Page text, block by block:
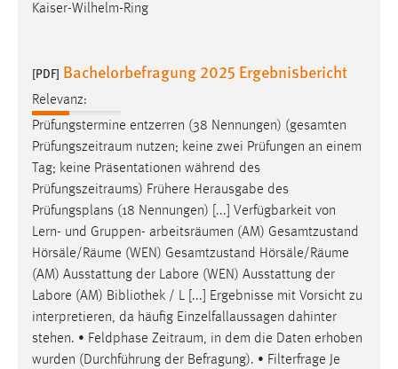
Kaiser-Wilhelm-Ring
[PDF] Bachelorbefragung 2025 Ergebnisbericht
Relevanz:
Prüfungstermine entzerren (38 Nennungen) (gesamten
Prüfungszeitraum nutzen; keine zwei Prüfungen an einem
Tag; keine Präsentationen während des
Prüfungszeitraums) Frühere Herausgabe des
Prüfungsplans (18 Nennungen) [...] Verfügbarkeit von
Lern- und Gruppen- arbeitsräumen (AM) Gesamtzustand
Hörsäle/ Räume (WEN) Gesamtzustand Hörsäle/ Räume
(AM) Ausstattung der Labore (WEN) Ausstattung der
Labore (AM) Bibliothek / L [...] Ergebnisse mit Vorsicht zu
interpretieren, da häufig Einzelfallaussagen dahinter
stehen. • Feldphase Zeitraum, in dem die Daten erhoben
wurden (Durchführung der Befragung). • Filterfrage Je
Name:
_pk_ref, _pk_cvar, _pk_id, _pk_ses
Zweck:
Zugriffsstatistik
Cookie Laufzeit:
Max. 13 Monate
MARKETING
Marketing Cookies werden von Drittanbietern
verwendet, um personalisierte Werbung anzuzeigen.
Sie tun dies, indem sie Besucher über Websites
hinweg verfolgen.